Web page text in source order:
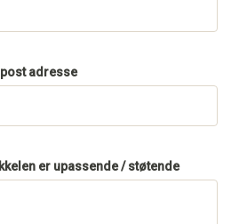
post adresse
er upassende / støtende